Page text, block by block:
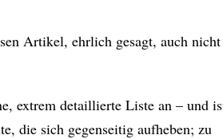
Artikel, ehrlich gesagt, auch nicht
extrem detaillierte Liste an – und
die sich gegenseitig aufheben; zu